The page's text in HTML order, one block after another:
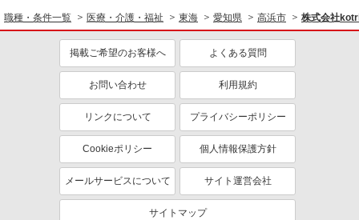
職種・条件一覧 医療・介護・福祉 東海 愛知県 高浜市 株式会社
掲載ご希望のお客様へ よくある質問
お問い合わせ 利用規約
リンクについて プライバシーポリシー
Cookieポリシー 個人情報保護方針
メールサービスについて サイト運営会社
サイトマップ